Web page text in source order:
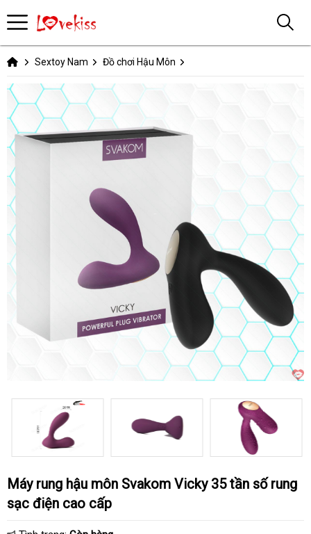
Sextoy Nam Đồ chơi Hậu Môn
Máy rung hậu môn Svakom Vicky 35 tần số rung
sạc điện cao cấp